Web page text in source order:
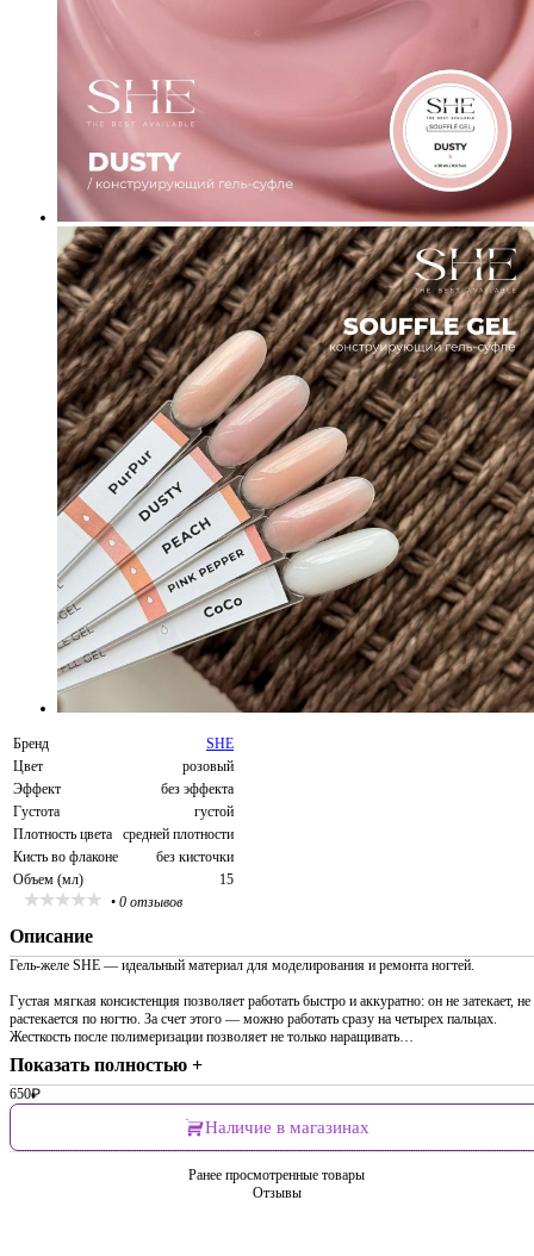
Бренд
SHE
Цвет
розовый
Эффект
без эффекта
Густота
густой
Плотность цвета
средней плотности
Кисть во флаконе
без кисточки
Объем (мл)
15
• 0 отзывов
Описание
Гель-желе SHE — идеальный материал для моделирования и ремонта ногтей.
Густая мягкая консистенция позволяет работать быстро и аккуратно: он не затекает, не
растекается по ногтю. За счет этого — можно работать сразу на четырех пальцах.
Жесткость после полимеризации позволяет не только наращивать…
Показать полностью +
650₽
Наличие в магазинах
Ранее просмотренные товары
Отзывы